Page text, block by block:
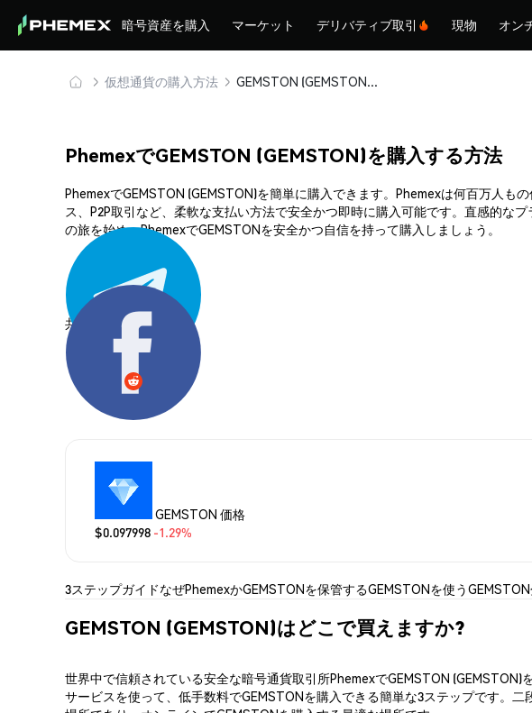
暗号資産を購入 マーケット デリバティブ取引 現物 オン
仮想通貨の購入方法 GEMSTON (GEMSTON) を安全に購入・保管
PhemexでGEMSTON (GEMSTON)を購入する方法
PhemexでGEMSTON (GEMSTON)を簡単に購入できます。Phemexは何百万人
ス、P2P取引など、柔軟な支払い方法で安全かつ即時に購入可能です。直感的な
の旅を始め、PhemexでGEMSTONを安全かつ自信を持って購入しましょう。
共有する:
GEMSTON 価格
$0.097998 -1.29%
3ステップガイドなぜPhemexかGEMSTONを保管するGEMSTONを使う
GEMSTON (GEMSTON)はどこで買えますか?
世界中で信頼されている安全な暗号通貨取引所PhemexでGEMSTON
サービスを使って、低手数料でGEMSTONを購入できる簡単な3ステップです。